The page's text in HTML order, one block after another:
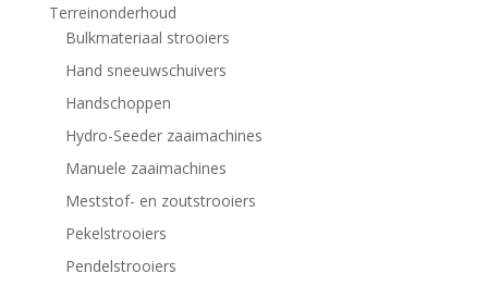
Terreinonderhoud
Bulkmateriaal strooiers
Hand sneeuwschuivers
Handschoppen
Hydro-Seeder zaaimachines
Manuele zaaimachines
Meststof- en zoutstrooiers
Pekelstrooiers
Pendelstrooiers